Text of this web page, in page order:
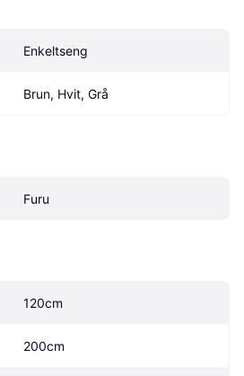
Enkeltseng
Brun, Hvit, Grå
Furu
120cm
200cm